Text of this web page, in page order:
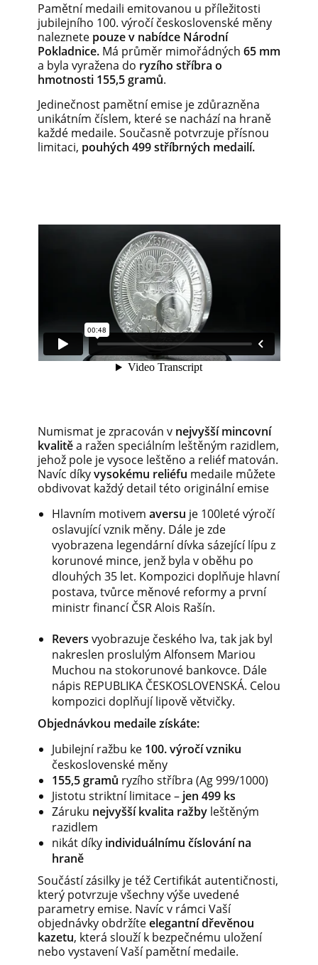
Pamětní medaili emitovanou u příležitosti
jubilejního 100. výročí československé měny
naleznete pouze v nabídce Národní
Pokladnice. Má průměr mimořádných 65 mm
a byla vyražena do ryzího stříbra o
hmotnosti 155,5 gramů.
Jedinečnost pamětní emise je zdůrazněna
unikátním číslem, které se nachází na hraně
každé medaile. Současně potvrzuje přísnou
limitaci, pouhých 499 stříbrných medailí.
Numismat je zpracován v nejvyšší mincovní
kvalitěa ražen speciálním leštěným razidlem,
jehož pole je vysoce leštěno a reliéf matován.
Navíc díkyvysokému reliéfu medaile můžete
obdivovat každý detail této originální emise
Hlavním motivem aversu je 100leté výročí
oslavující vznik měny. Dále je zde
vyobrazena legendární dívka sázející lípu z
korunové mince, jenž byla v oběhu po
dlouhých 35 let. Kompozici doplňuje hlavní
postava, tvůrce měnové reformy a první
ministr financí ČSR Alois Rašín.
Revers vyobrazuje českého lva, tak jak byl
nakreslen proslulým Alfonsem Mariou
Muchou na stokorunové bankovce. Dále
nápis REPUBLIKA ČESKOSLOVENSKÁ. Celou
kompozici doplňují lipově větvičky.
Objednávkou medaile získáte:
Jubilejní ražbu ke 100. výročí vzniku
československé měny
155,5 gramů ryzího stříbra (Ag 999/1000)
Jistotu striktní limitace – jen 499 ks
Záruku nejvyšší kvalita ražby leštěným
razidlem
nikát díky individuálnímu číslování na
hraně
Součástí zásilky je též Certifikát autentičnosti,
který potvrzuje všechny výše uvedené
parametry emise. Navíc v rámci Vaší
objednávky obdržíteelegantní dřevěnou
kazetu, která slouží k bezpečnému uložení
nebo vystavení Vaší pamětní medaile.